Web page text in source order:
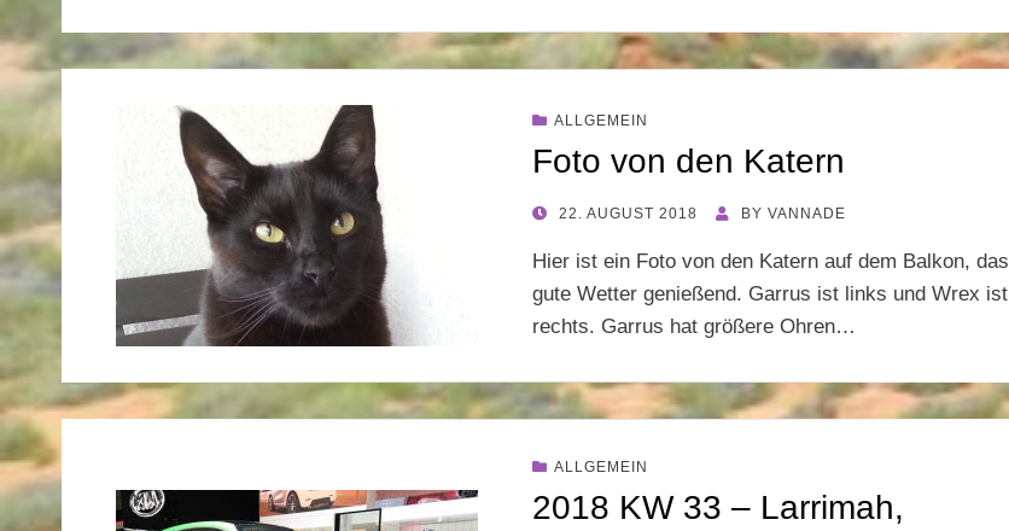
ALLGEMEIN
Foto von den Katern
POSTED
22. AUGUST 2018 BY VANNADE
Hier ist ein Foto von den Katern auf dem Balkon, das
gute Wetter genießend. Garrus ist links und Wrex ist
rechts. Garrus hat größere Ohren…
ALLGEMEIN
2018 KW 33 – Larrimah,